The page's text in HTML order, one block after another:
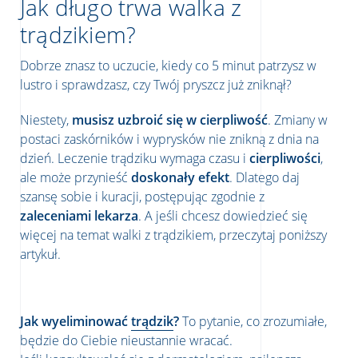
Jak długo trwa walka z
trądzikiem?
Dobrze znasz to uczucie, kiedy co 5 minut patrzysz w
lustro i sprawdzasz, czy Twój pryszcz już zniknął?
Niestety, musisz uzbroić się w cierpliwość. Zmiany w
postaci zaskórników i wyprysków nie znikną z dnia na
dzień. Leczenie trądziku wymaga czasu i cierpliwości,
ale może przynieść doskonały efekt. Dlatego daj
szansę sobie i kuracji, postępując zgodnie z
zaleceniami lekarza. A jeśli chcesz dowiedzieć się
więcej na temat walki z trądzikiem, przeczytaj poniższy
artykuł.
Jak wyeliminowaćtrądzik?To pytanie, co zrozumiałe,
będzie do Ciebie nieustannie wracać.